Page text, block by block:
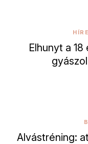
Elhunyt a
Alvástréning: